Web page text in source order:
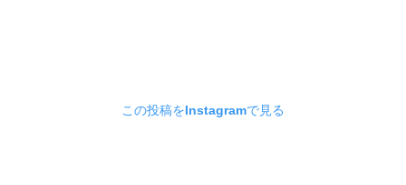
この投稿をInstagramで見る